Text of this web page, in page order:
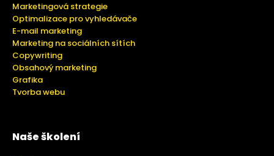
Marketingová strategie
Optimalizace pro vyhledávače
E-mail marketing
Marketing na sociálních sítích
Copywriting
Obsahový marketing
Grafika
Tvorba webu
Naše školení